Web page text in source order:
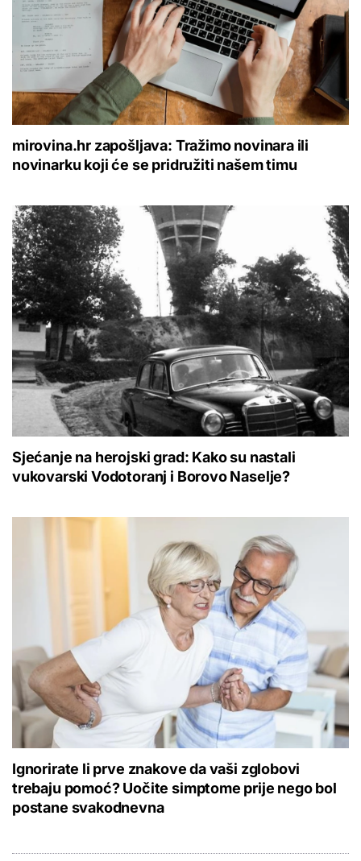
mirovina.hr zapošljava: Tražimo novinara ili
novinarku koji će se pridružiti našem timu
Sjećanje na herojski grad: Kako su nastali
vukovarski Vodotoranj i Borovo Naselje?
Ignorirate li prve znakove da vaši zglobovi
trebaju pomoć? Uočite simptome prije nego bol
postane svakodnevna